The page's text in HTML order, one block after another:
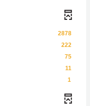
2878
222
75
11
1